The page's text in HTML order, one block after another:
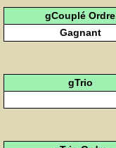
gCouplé Ordre
Gagnant
gTrio